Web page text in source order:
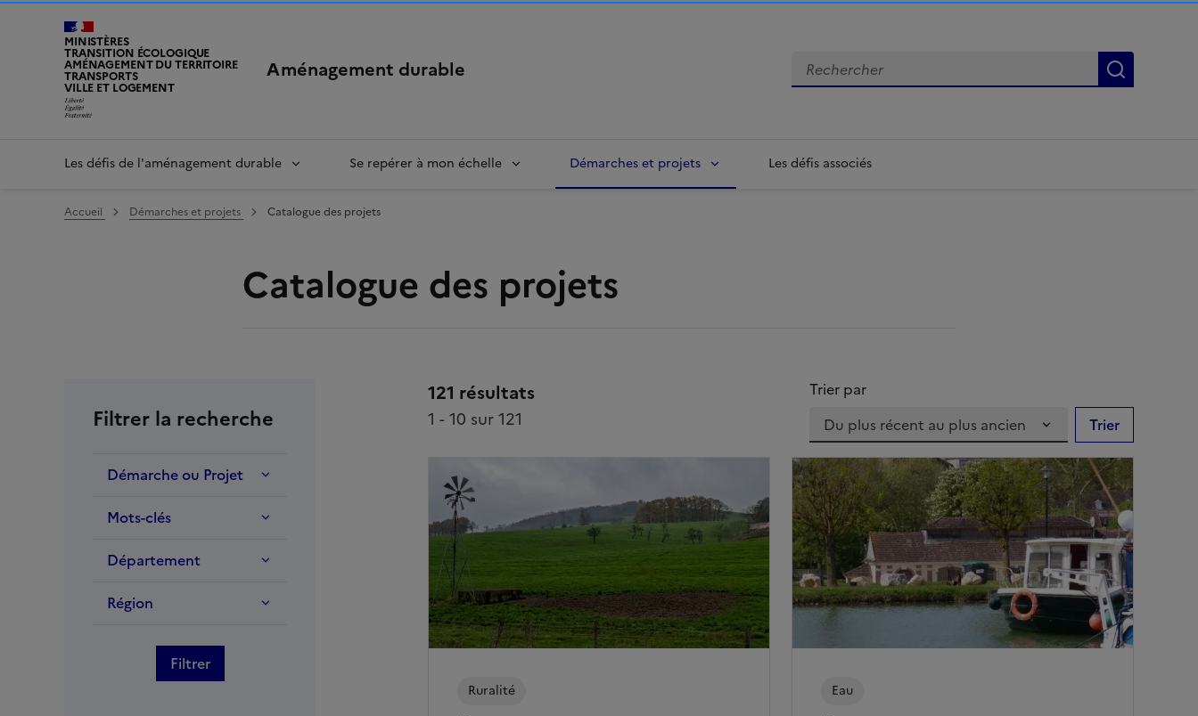
MINISTÈRES
TRANSITION ÉCOLOGIQUE
AMÉNAGEMENT DU TERRITOIRE
TRANSPORTS
VILLE ET LOGEMENT
LIBERTÉ, ÉGALITÉ, FRATERNITÉ
Aménagement durable Rechercher
Les défis de l'aménagement durable Se repérer à mon échelle Démarches et projets Les défis associés
Accueil Démarches et projets Catalogue des projets
Catalogue des projets
Filtrer la recherche
Démarche ou Projet
Mots-clés
Département
Région
Filtrer
121 résultats
1 - 10 sur 121
Trier par
Trier
Ruralité Eau